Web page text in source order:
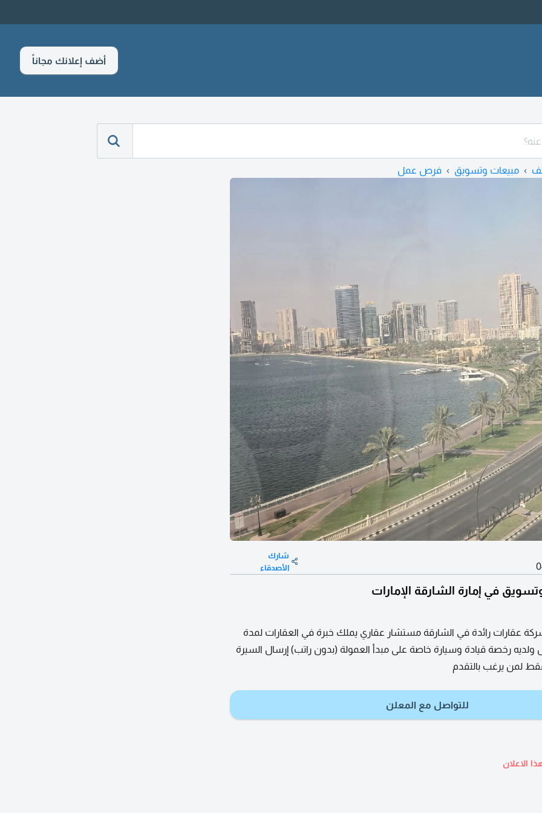
أضف إعلانك مجاناً
مبيعات وتسويق فرص عمل
شارك
الأصدقاء
في إمارة الشارقة الإمارات
عقارات رائدة في الشارقة مستشار عقاري يملك خبرة في العقارات لمدة
رخصة قيادة وسيارة خاصة على مبدأ العمولة (بدون راتب) إرسال السيرة
لمن يرغب بالتقدم
للتواصل مع المعلن
الاعلان